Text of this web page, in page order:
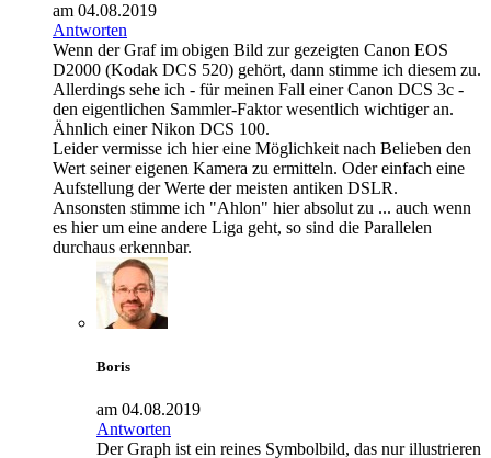
am 04.08.2019
Antworten
Wenn der Graf im obigen Bild zur gezeigten Canon EOS
D2000 (Kodak DCS 520) gehört, dann stimme ich diesem zu.
Allerdings sehe ich - für meinen Fall einer Canon DCS 3c -
den eigentlichen Sammler-Faktor wesentlich wichtiger an.
Ähnlich einer Nikon DCS 100.
Leider vermisse ich hier eine Möglichkeit nach Belieben den
Wert seiner eigenen Kamera zu ermitteln. Oder einfach eine
Aufstellung der Werte der meisten antiken DSLR.
Ansonsten stimme ich "Ahlon" hier absolut zu ... auch wenn
es hier um eine andere Liga geht, so sind die Parallelen
durchaus erkennbar.
Boris
am 04.08.2019
Antworten
Der Graph ist ein reines Symbolbild, das nur illustrieren